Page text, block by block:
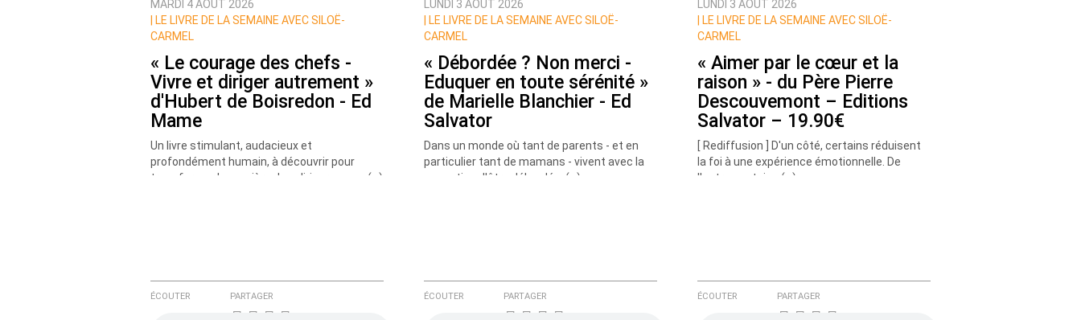
Prévenez-moi de tous les nouveaux commentaires de cette discussion par email
MARDI 4 AOÛT 2026
LE LIVRE DE LA SEMAINE AVEC SILOË-
CARMEL
« Le courage des chefs -
Vivre et diriger autrement »
d'Hubert de Boisredon - Ed
Mame
Un livre stimulant, audacieux et
profondément humain, à découvrir pour
transformer la manière de « diriger » - non (…)
ÉCOUTER PARTAGER
LUNDI 3 AOÛT 2026
LE LIVRE DE LA SEMAINE AVEC SILOË-
CARMEL
« Débordée ? Non merci -
Eduquer en toute sérénité »
de Marielle Blanchier - Ed
Salvator
Dans un monde où tant de parents - et en
particulier tant de mamans - vivent avec la
sensation d'être débordés, (…)
ÉCOUTER PARTAGER
LUNDI 3 AOÛT 2026
LE LIVRE DE LA SEMAINE AVEC SILOË-
CARMEL
« Aimer par le cœur et la
raison » - du Père Pierre
Descouvemont – Editions
Salvator – 19.90€
[ Rediffusion ] D'un côté, certains réduisent
la foi à une expérience émotionnelle. De
l'autre, certains (…)
ÉCOUTER PARTAGER